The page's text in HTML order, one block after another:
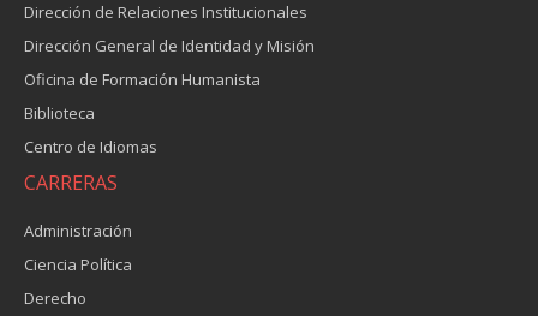
Dirección de Relaciones Institucionales
Dirección General de Identidad y Misión
Oficina de Formación Humanista
Biblioteca
Centro de Idiomas
CARRERAS
Administración
Ciencia Política
Derecho